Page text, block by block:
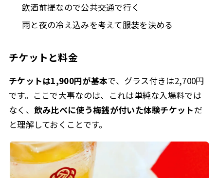
飲酒前提なので公共交通で行く
雨と夜の冷え込みを考えて服装を決める
チケットと料金
チケットは1,900円が基本で、グラス付きは2,700円
です。ここで大事なのは、これは単純な入場料では
なく、 飲み比べに使う梅銭が付いた体験チケットだ
と理解しておくことです。